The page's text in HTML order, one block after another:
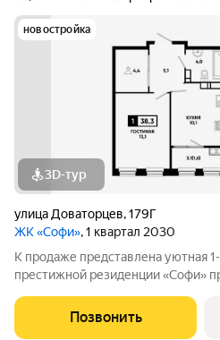
новостройка
3D-тур
улица Доваторцев,179Г
ЖК «Софи», 1 квартал 2030
К продаже представлена уютная
престижной резиденции «Софи» проекте, который сочетает
Ставрополя от федерального
Застройщик ЮгСтройИнвест: Мы
Позвонить